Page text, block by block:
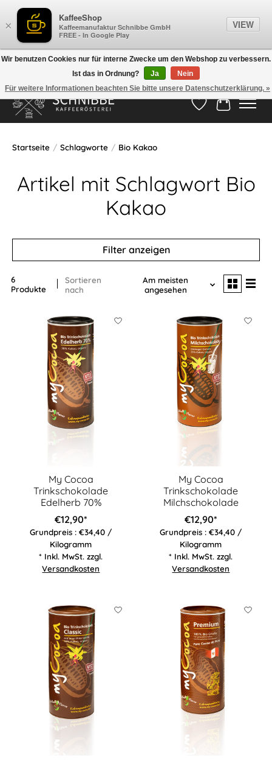
05524-999 33 79 >>> Versandkostenfrei ab 75€ <<<
Wunschzettel
Ihr
Startseite / Schlagworte / Bio Kakao
Artikel mit Schlagwort Bio
Kakao
Filter anzeigen
6
Produkte
Sortieren
nach
Am meisten
angesehen
My Cocoa
Trinkschokolade
Edelherb 70%
€12,90*
Grundpreis : €34,40 /
Kilogramm
* Inkl. MwSt. zzgl.
Versandkosten
My Cocoa
Trinkschokolade
Milchschokolade
€12,90*
Grundpreis : €34,40 /
Kilogramm
* Inkl. MwSt. zzgl.
Versandkosten
Wir benutzen Cookies nur für interne Zwecke um den Webshop zu verbessern.
Ist das in Ordnung?
Ja
Nein
Für weitere Informationen beachten Sie bitte unsere Datenschutzerklärung. »
×
KaffeeShop
Kaffeemanufaktur Schnibbe GmbH
FREE - In Google Play
VIEW